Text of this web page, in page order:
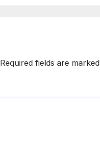
Required fields are marked